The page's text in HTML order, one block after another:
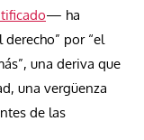
— ha
por “el
una deriva que
una vergüenza
de las